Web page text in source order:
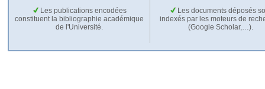
Les publications encodées
constituent la bibliographie académique
de l'Université.
Les documents déposés
indexés par les moteurs de
(Google Scholar,…).